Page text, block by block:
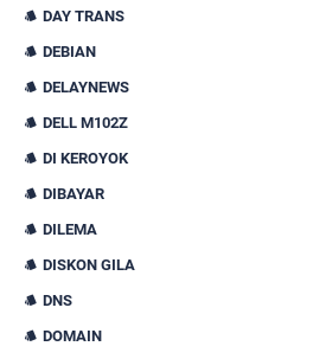
DAY TRANS
DEBIAN
DELAYNEWS
DELL M102Z
DI KEROYOK
DIBAYAR
DILEMA
DISKON GILA
DNS
DOMAIN